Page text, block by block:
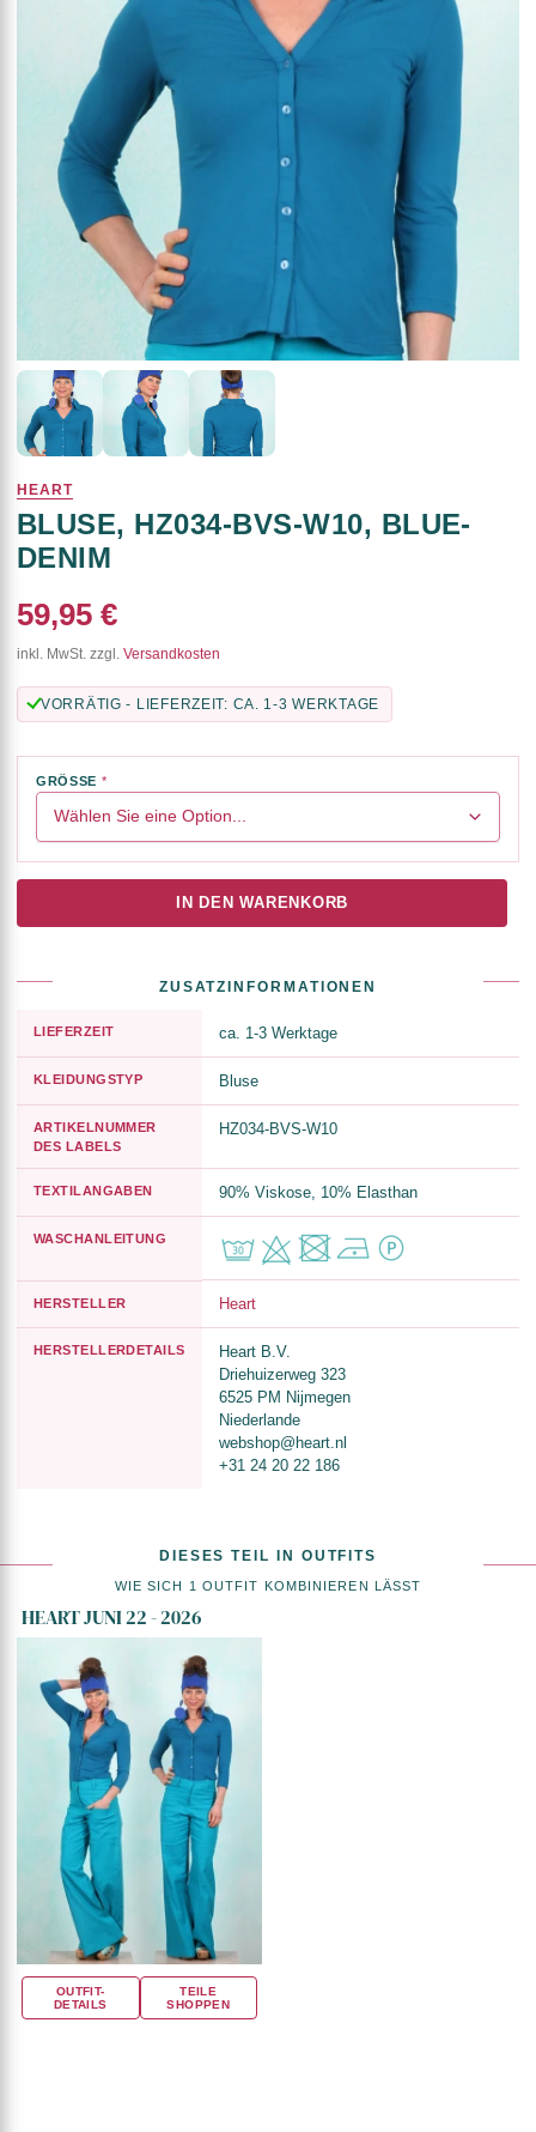
HEART
BLUSE, HZ034-BVS-W10, BLUE-
DENIM
59,95 €
inkl. MwSt. zzgl. Versandkosten
VORRÄTIG - LIEFERZEIT: CA. 1-3 WERKTAGE
GRÖSSE
IN DEN WARENKORB
ZUSATZINFORMATIONEN
LIEFERZEIT ca. 1-3 Werktage
KLEIDUNGSTYP Bluse
ARTIKELNUMMER
DES LABELS
HZ034-BVS-W10
TEXTILANGABEN 90% Viskose, 10% Elasthan
WASCHANLEITUNG
HERSTELLER Heart
HERSTELLERDETAILS
Heart B.V.
Driehuizerweg 323
6525 PM Nijmegen
Niederlande
webshop@heart.nl
+31 24 20 22 186
DIESES TEIL IN OUTFITS
WIE SICH 1 OUTFIT KOMBINIEREN LÄSST
HEART JUNI 22 - 2026
OUTFIT-
DETAILS
TEILE
SHOPPEN